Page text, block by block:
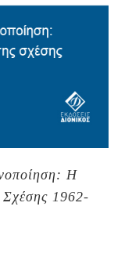
Η
Σχέσης 1962-